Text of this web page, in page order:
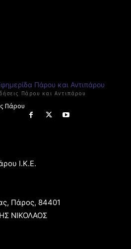
Πάρου και Αντιπάρου
Πάρου
Ι.Κ.Ε.
Πάρος, 84401
ΝΙΚΟΛΑΟΣ